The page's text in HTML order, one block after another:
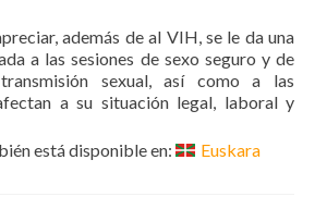
además de al VIH, se le da una
a las sesiones de sexo seguro y de
sexual, así como a las
a su situación legal, laboral y
está disponible en:
Euskara